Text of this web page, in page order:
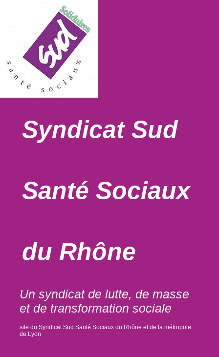
Syndicat Sud
Santé Sociaux
du Rhône
Un syndicat de lutte, de masse
et de transformation sociale
site du Syndicat Sud Santé Sociaux du Rhône et de la métropole
de Lyon